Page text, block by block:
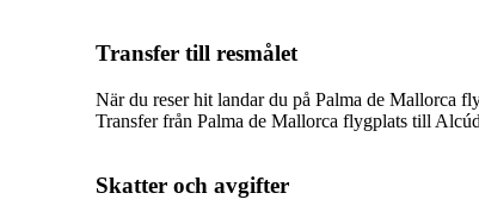
Transfer till resmålet
När du reser hit landar du på Palma de Mallorca
Transfer från Palma de Mallorca flygplats till
Skatter och avgifter